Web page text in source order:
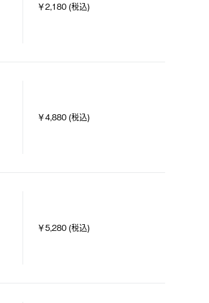
￥2,180 (税込)
￥4,880 (税込)
￥5,280 (税込)